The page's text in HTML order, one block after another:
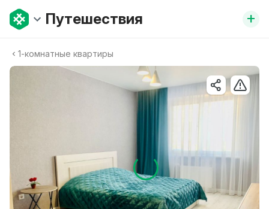
Путешествия +
1-комнатные квартиры